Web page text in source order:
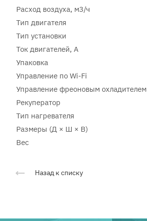
Расход воздуха, м3/ч
Тип двигателя
Тип установки
Ток двигателей, А
Упаковка
Управление по Wi-Fi
Управление фреоновым охладителем
Рекуператор
Тип нагревателя
Размеры (Д × Ш × В)
Вес
Назад к списку